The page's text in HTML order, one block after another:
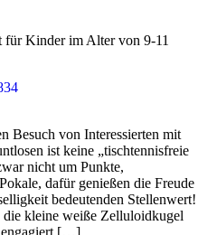
für Kinder im Alter von 9-11
Besuch von Interessierten mit
ist keine „tischtennisfreie
nicht um Punkte,
dafür genießen die Freude
bedeutenden Stellenwert!
kleine weiße Zelluloidkugel
engagiert […]